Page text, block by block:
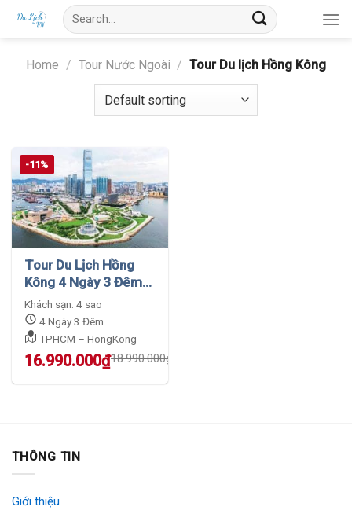
Skip
Search
for:
Home / Tour Nước Ngoài / Tour Du lịch Hồng Kông
-11%
Tour Du Lịch Hồng
Kông 4 Ngày 3 Đêm
Giá Rẻ
Khách sạn: 4 sao
4 Ngày 3 Đêm
TPHCM – HongKong
18.990.000₫
Original
16.990.000₫
Current
THÔNG TIN
Giới thiệu